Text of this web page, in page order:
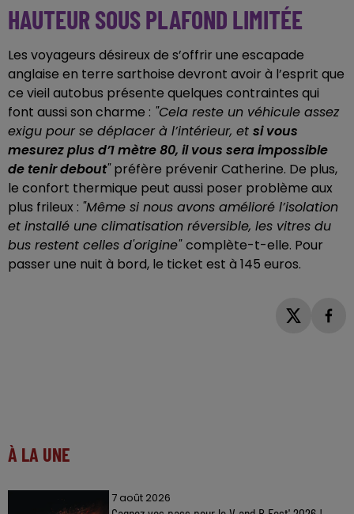
HAUTEUR SOUS PLAFOND LIMITÉE
Les voyageurs désireux de s’offrir une escapade
anglaise en terre sarthoise devront avoir à l’esprit que
ce vieil autobus présente quelques contraintes qui
font aussi son charme : "Cela reste un véhicule assez
exigu pour se déplacer à l’intérieur, et si vous
mesurez plus d’1 mètre 80, il vous sera impossible
de tenir debout"préfère prévenir Catherine. De plus,
le confort thermique peut aussi poser problème aux
plus frileux : "Même si nous avons amélioré l’isolation
et installé une climatisation réversible, les vitres du
bus restent celles d'origine"complète-t-elle. Pour
passer une nuit à bord, le ticket est à 145 euros.
À LA UNE
7 août 2026